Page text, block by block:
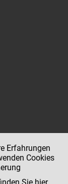
Erfahrungen
Cookies